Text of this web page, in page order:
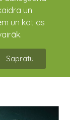
un
un kāt ās
Sapratu